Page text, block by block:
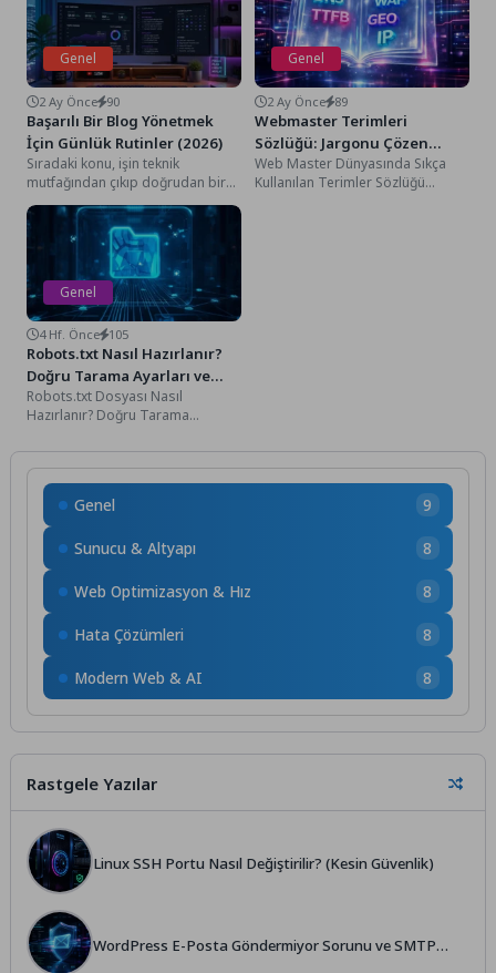
Genel
2 Ay Önce 90
Başarılı Bir Blog Yönetmek
İçin Günlük Rutinler (2026)
Sıradaki konu, işin teknik
mutfağından çıkıp doğrudan bir
yayıncının, bir içerik üreticisinin en
büyük disiplin...
Genel
2 Ay Önce 89
Webmaster Terimleri
Sözlüğü: Jargonu Çözen
Rehber!
Web Master Dünyasında Sıkça
Kullanılan Terimler Sözlüğü
Genel
4 Hf. Önce 105
Robots.txt Nasıl Hazırlanır?
Doğru Tarama Ayarları ve
Rehber
Robots.txt Dosyası Nasıl
Hazırlanır? Doğru Tarama
sitene geldiğinde, evin kapısını
paldır...
Genel 9
Sunucu & Altyapı 8
Web Optimizasyon & Hız 8
Hata Çözümleri 8
Modern Web & AI 8
Rastgele Yazılar
Linux SSH Portu Nasıl Değiştirilir? (Kesin Güvenlik)
WordPress E-Posta Göndermiyor Sorunu ve SMTP